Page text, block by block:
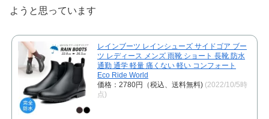
ようと思っています
レインブーツ レインシューズ サイドゴア ブー
ツ レディース メンズ 雨靴 ショート 長靴 防水
通勤 通学 軽量 痛くない 軽い コンフォート
Eco Ride World
価格：2780円（税込、送料無料) (2022/10/5時
点)